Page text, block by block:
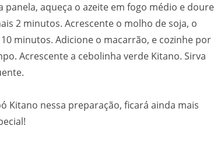
panela, aqueça o azeite em fogo médio e doure
2 minutos. Acrescente o molho de soja, o
minutos. Adicione o macarrão, e cozinhe por
Acrescente a cebolinha verde Kitano. Sirva
Kitano nessa preparação, ficará ainda mais